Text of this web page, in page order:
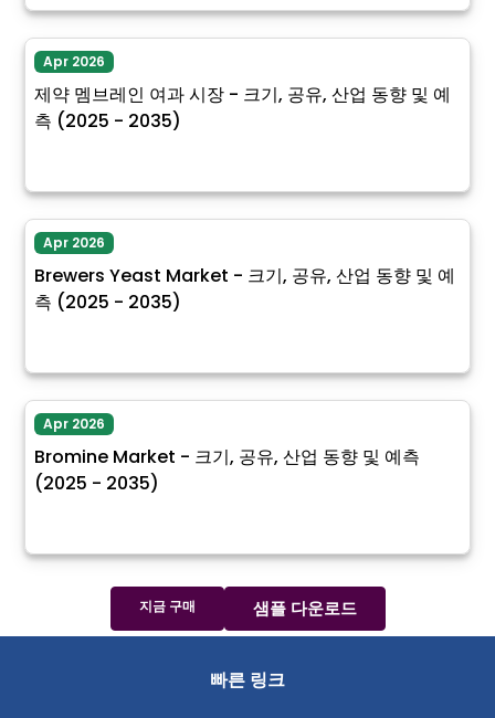
Apr 2026
제약 멤브레인 여과 시장 - 크기, 공유, 산업 동향 및 예
측 (2025 - 2035)
Apr 2026
Brewers Yeast Market - 크기, 공유, 산업 동향 및 예
측 (2025 - 2035)
Apr 2026
Bromine Market - 크기, 공유, 산업 동향 및 예측
(2025 - 2035)
지금 구매 샘플 다운로드
빠른 링크